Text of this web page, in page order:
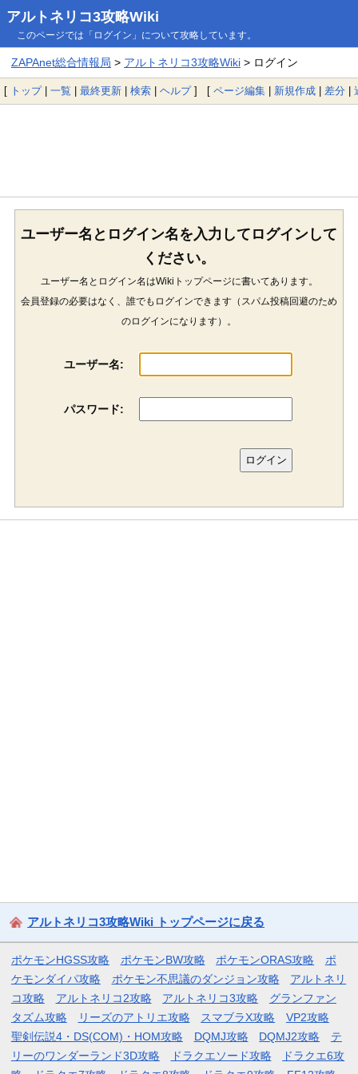
アルトネリコ3攻略Wiki
このページでは「ログイン」について攻略しています。
ZAPAnet総合情報局 > アルトネリコ3攻略Wiki> ログイン
[ トップ| 一覧 | 最終更新 | 検索 | ヘルプ] [ ページ編集 | 新規作成 | 差分 |
ユーザー名とログイン名を入力してログインして
ください。
ユーザー名とログイン名はWikiトップページに書いてあります。
会員登録の必要はなく、誰でもログインできます（スパム投稿回避のため
のログインになります）。
ユーザー名:
パスワード:
アルトネリコ3攻略Wiki トップページに戻る
ポケモンHGSS攻略 ポケモンBW攻略 ポケモンORAS攻略
ポ
ケモンダイパ攻略
ポケモン不思議のダンジョン攻略
アルトネリ
コ攻略
アルトネリコ2攻略 アルトネリコ3攻略
グランファン
タズム攻略
リーズのアトリエ攻略 スマブラX攻略
VP2攻略
聖剣伝説4・DS(COM)・HOM攻略
DQMJ攻略 DQMJ2攻略
テ
リーのワンダーランド3D攻略
ドラクエソード攻略
ドラクエ6攻